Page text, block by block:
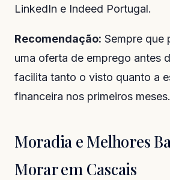
LinkedIn e Indeed Portugal.
Recomendação: Sempre que
uma oferta de emprego antes
facilita tanto o visto quanto a
financeira nos primeiros meses.
Moradia e Melhores
Morar em Cascais